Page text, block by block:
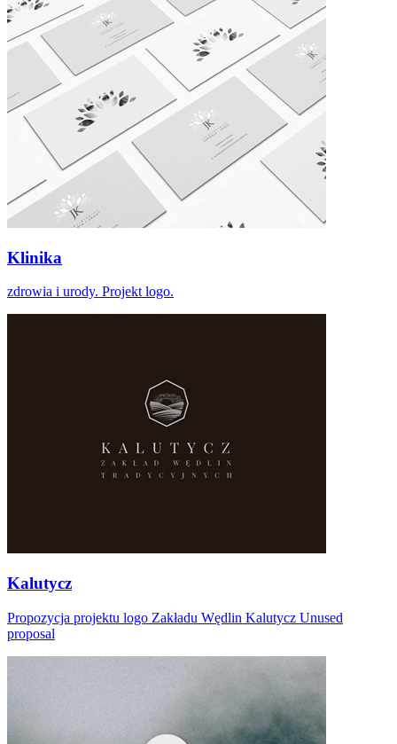
Klinika
zdrowia i urody. Projekt logo.
Kalutycz
Propozycja projektu logo Zakładu Wędlin Kalutycz Unused
proposal